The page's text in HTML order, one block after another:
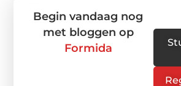
Begin vandaag nog
met bloggen op
Formida